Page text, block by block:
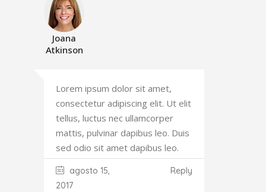
Joana
Atkinson
Lorem ipsum dolor sit amet,
consectetur adipiscing elit. Ut elit
tellus, luctus nec ullamcorper
mattis, pulvinar dapibus leo. Duis
sed odio sit amet dapibus leo.
agosto 15,
2017
Reply